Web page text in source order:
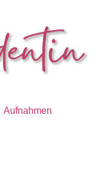
Aufnahmen